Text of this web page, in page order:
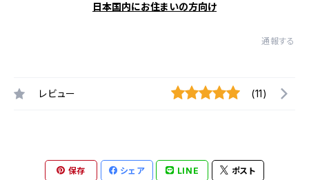
日本国内にお住まいの方向け
通報する
レビュー (11)
保存 シェア LINE ポスト